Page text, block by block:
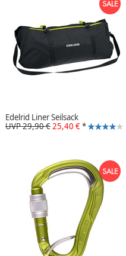
Edelrid Liner Seilsack
UVP 29,90 € 25,40 €*